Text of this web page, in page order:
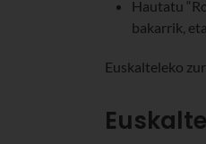
Hautatu
bakarrik,
Euskalteleko